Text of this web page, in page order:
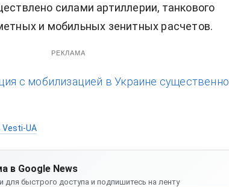
силами артиллерии, танкового
и мобильных зенитных расчетов.
РЕКЛАМА
с мобилизацией в Украине существенно
UA
в Google News
для быстрого доступа и подпишитесь на ленту